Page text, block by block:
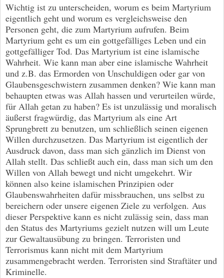
Wichtig ist zu unterscheiden, worum es beim Martyrium
eigentlich geht und worum es vergleichsweise den
Personen geht, die zum Martyrium aufrufen. Beim
Martyrium geht es um ein gottgefälliges Leben und ein
gottgefälliger Tod. Das Martyrium ist eine islamische
Wahrheit. Wie kann man aber eine islamische Wahrheit
und z.B. das Ermorden von Unschuldigen oder gar von
Glaubensgeschwistern zusammen denken? Wie kann man
behaupten etwas was Allah hassen und verurteilen würde,
für Allah getan zu haben? Es ist unzulässig und moralisch
äußerst fragwürdig, das Martyrium als eine Art
Sprungbrett zu benutzen, um schließlich seinen eigenen
Willen durchzusetzen. Das Martyrium ist eigentlich der
Ausdruck davon, dass man sich gänzlich im Dienst von
Allah stellt. Das schließt auch ein, dass man sich um den
Willen von Allah bewegt und nicht umgekehrt. Wir
können also keine islamischen Prinzipien oder
Glaubenswahrheiten dafür missbrauchen, uns selbst zu
bereichern oder unsere eigenen Ziele zu verfolgen. Aus
dieser Perspektive kann es nicht zulässig sein, dass man
den Status des Martyriums gezielt nutzen will um Leute
zur Gewaltausübung zu bringen. Terroristen und
Terrorismus kann nicht mit dem Martyrium
zusammengebracht werden. Terroristen sind Straftäter und
Kriminelle.